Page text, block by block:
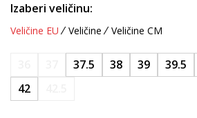
Izaberi veličinu:
Veličine EU Veličine Veličine CM
37.5 38 39 39.5
42